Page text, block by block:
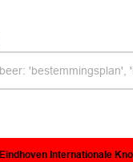
ontwikkelvisie Fellenoord met bijbehorend ontwikkelkader :